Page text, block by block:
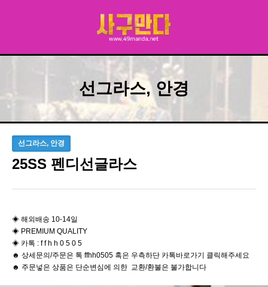
선그라스, 안경
선그라스, 안경
25SS 펜디선글라스
◈ 해외배송 10-14일
◈ PREMIUM QUALITY
◈ 카톡 : f f h h 0 5 0 5
☻ 상세문의/주문은 톡 ffhh0505 혹은 우측하단 카톡바로가기 클릭해주세요
☻ 주문넣은 상품은 단순변심에 의한 교환/환불은 불가합니다